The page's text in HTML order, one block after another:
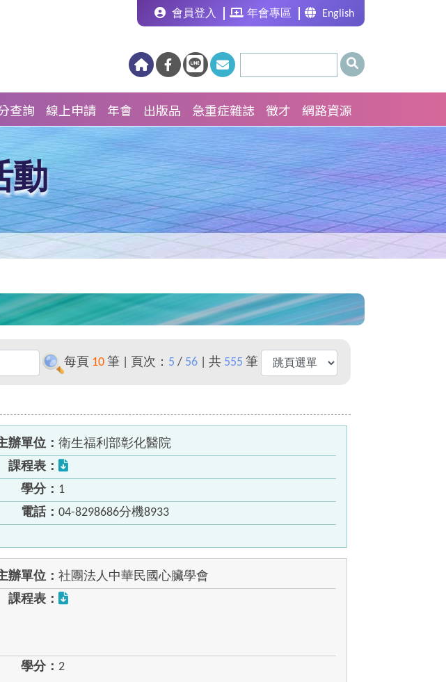
會員登入 年會專區 English
查詢 線上申請 年會 出版品 急重症雜誌 徵才 網路資源
動
每頁 10 筆 | 頁次： 5 / 56 | 共 555 筆
辦單位： 衛生福利部彰化醫院
課程表：
學分： 1
電話： 04-8298686分機8933
辦單位： 社團法人中華民國心臟學會
課程表：
學分： 2